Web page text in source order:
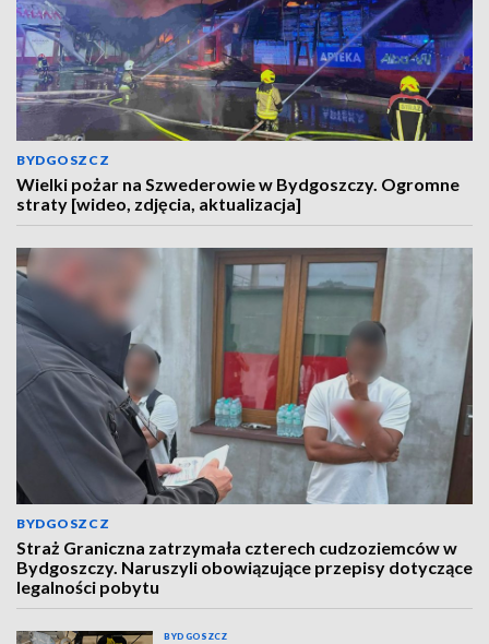
BYDGOSZCZ
Wielki pożar na Szwederowie w Bydgoszczy. Ogromne
straty [wideo, zdjęcia, aktualizacja]
BYDGOSZCZ
Straż Graniczna zatrzymała czterech cudzoziemców w
Bydgoszczy. Naruszyli obowiązujące przepisy dotyczące
legalności pobytu
BYDGOSZCZ